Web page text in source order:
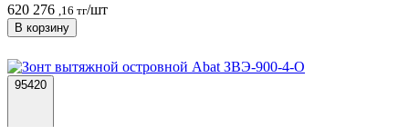
620 276 ,16 тг/шт
В корзину
95420